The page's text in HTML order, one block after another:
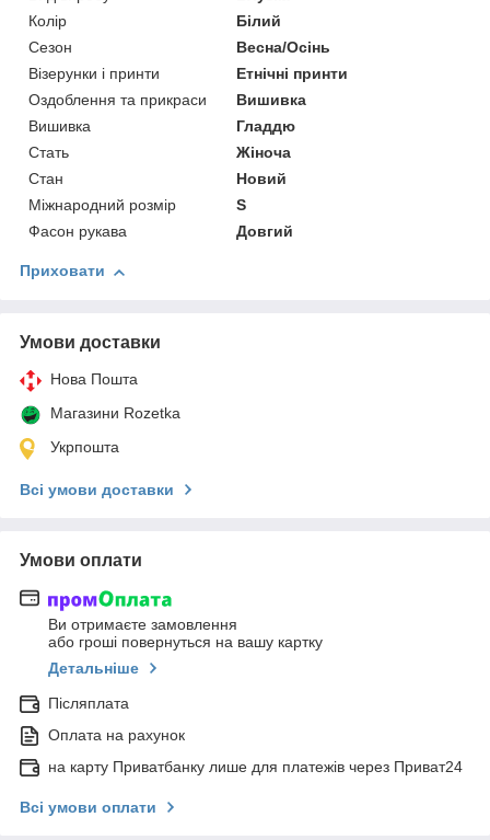
Колір
Білий
Сезон
Весна/Осінь
Візерунки і принти
Етнічні принти
Оздоблення та прикраси
Вишивка
Вишивка
Гладдю
Стать
Жіноча
Стан
Новий
Міжнародний розмір
S
Фасон рукава
Довгий
Приховати
Умови доставки
Нова Пошта
Магазини Rozetka
Укрпошта
Всі умови доставки
Умови оплати
Ви отримаєте замовлення
або гроші повернуться на вашу картку
Детальніше
Післяплата
Оплата на рахунок
на карту Приватбанку лише для платежів через Приват24
Всі умови оплати